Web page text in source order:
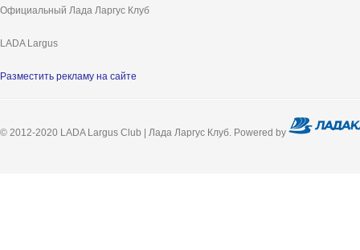
Официальный Лада Ларгус Клуб
LADA Largus
Разместить рекламу на сайте
© 2012-2020 LADA Largus Club | Лада Ларгус Клуб. Powered by